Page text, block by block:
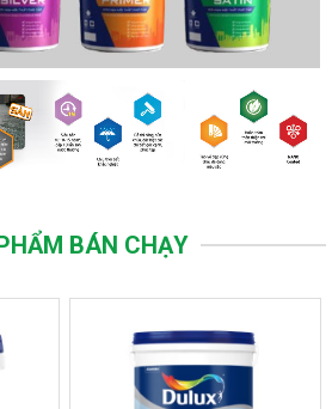
BÁN CHẠY